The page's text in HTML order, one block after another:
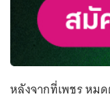
หลังจากที่เพชร หม